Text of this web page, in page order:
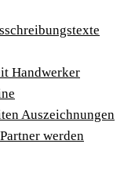
Handwerker
Auszeichnungen
Partner werden